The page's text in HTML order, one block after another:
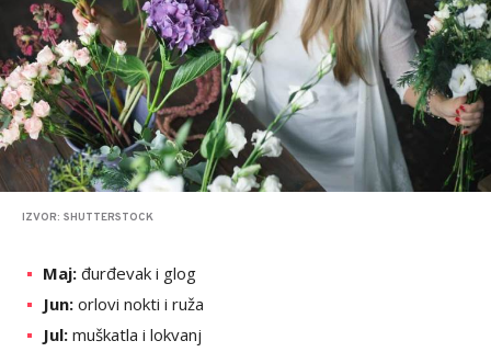
IZVOR: SHUTTERSTOCK
Maj: đurđevak i glog
Jun: orlovi nokti i ruža
Jul: muškatla i lokvanj